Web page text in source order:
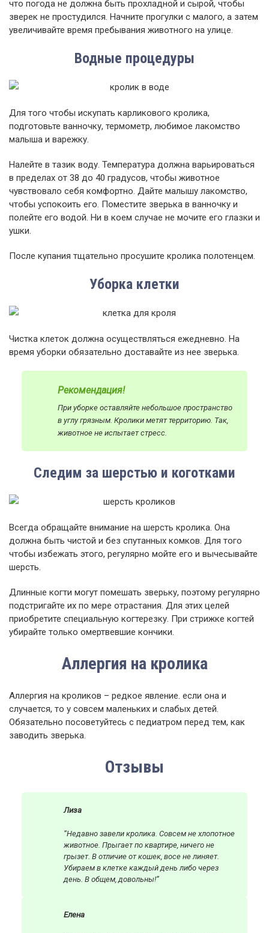
что погода не должна быть прохладной и сырой, чтобы
зверек не простудился. Начните прогулки с малого, а затем
увеличивайте время пребывания животного на улице.
Водные процедуры
Для того чтобы искупать карликового кролика,
подготовьте ванночку, термометр, любимое лакомство
малыша и варежку.
Налейте в тазик воду. Температура должна варьироваться
в пределах от 38 до 40 градусов, чтобы животное
чувствовало себя комфортно. Дайте малышу лакомство,
чтобы успокоить его. Поместите зверька в ванночку и
полейте его водой. Ни в коем случае не мочите его глазки и
ушки.
После купания тщательно просушите кролика полотенцем.
Уборка клетки
Чистка клеток должна осуществляться ежедневно. На
время уборки обязательно доставайте из нее зверька.
Рекомендация!
При уборке оставляйте небольшое пространство
в углу грязным. Кролики метят территорию. Так,
животное не испытает стресс.
Следим за шерстью и коготками
Всегда обращайте внимание на шерсть кролика. Она
должна быть чистой и без спутанных комков. Для того
чтобы избежать этого, регулярно мойте его и вычесывайте
шерсть.
Длинные когти могут помешать зверьку, поэтому регулярно
подстригайте их по мере отрастания. Для этих целей
приобретите специальную когтерезку. При стрижке когтей
убирайте только омертвевшие кончики.
Аллергия на кролика
Аллергия на кроликов – редкое явление. если она и
случается, то у совсем маленьких и слабых детей.
Обязательно посоветуйтесь с педиатром перед тем, как
заводить зверька.
Отзывы
Лиза
“Недавно завели кролика. Совсем не хлопотное
животное. Прыгает по квартире, ничего не
грызет. В отличие от кошек, восе не линяет.
Убираем в клетке каждый день либо через
день. В общем, довольны!”
Елена